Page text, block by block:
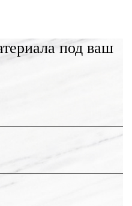
под ваш